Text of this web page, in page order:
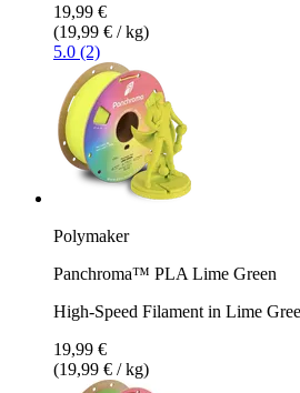
19,99 €
(19,99 € / kg)
5.0 (2)
Polymaker
Panchroma™ PLA Lime Green
High-Speed Filament in Lime
19,99 €
(19,99 € / kg)